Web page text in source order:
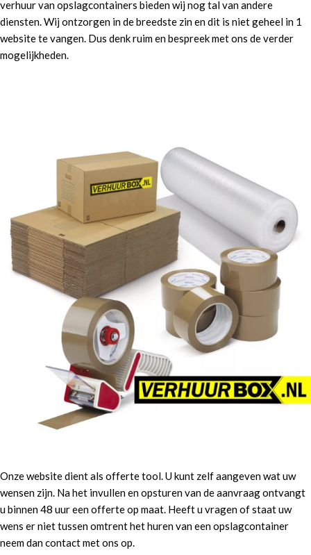
verhuur van opslagcontainers bieden wij nog tal van andere
diensten. Wij ontzorgen in de breedste zin en dit is niet geheel in 1
website te vangen. Dus denk ruim en bespreek met ons de verder
mogelijkheden.
Onze website dient als offerte tool. U kunt zelf aangeven wat uw
wensen zijn. Na het invullen en opsturen van de aanvraag ontvangt
u binnen 48 uur een offerte op maat. Heeft u vragen of staat uw
wens er niet tussen omtrent het huren van een opslagcontainer
neem dan contact met ons op.